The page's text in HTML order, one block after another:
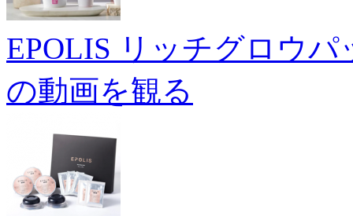
EPOLIS リッチグロウパ
の動画を観る